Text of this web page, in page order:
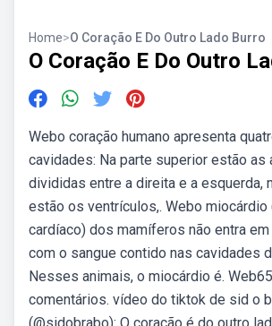
Home>O Coração E Do Outro Lado Burro
O Coração E Do Outro
Webo coração humano apresenta
cavidades: Na parte superior estão as
divididas entre a direita e a esquerda,
estão os ventrículos,. Webo miocárdio
cardíaco) dos mamíferos não entra
com o sangue contido nas cavidades
Nesses animais, o miocárdio é.
comentários. vídeo do tiktok de sid o